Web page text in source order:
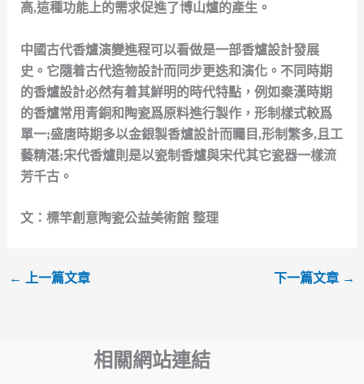
高,這種功能上的需求促進了博山爐的產生。
中國古代香爐演變進程可以看做是一部香爐設計發展
史。它隨着古代造物設計而同步更迭和演化。不同時期
的香爐設計必然有着其鮮明的時代特點，例如秦漢時期
的香爐常用青銅和陶瓷爲原料進行製作，形制樣式較爲
單一;盛唐時期多以金銀製香爐設計而矚目,形制繁多,且工
藝精湛;宋代香爐則是以瓷制香爐與宋代其它瓷器一樣流
芳千古。
文：標竿創意陶瓷公益美術館 整理
← 上一篇文章 下一篇文章 →
相關網站連結